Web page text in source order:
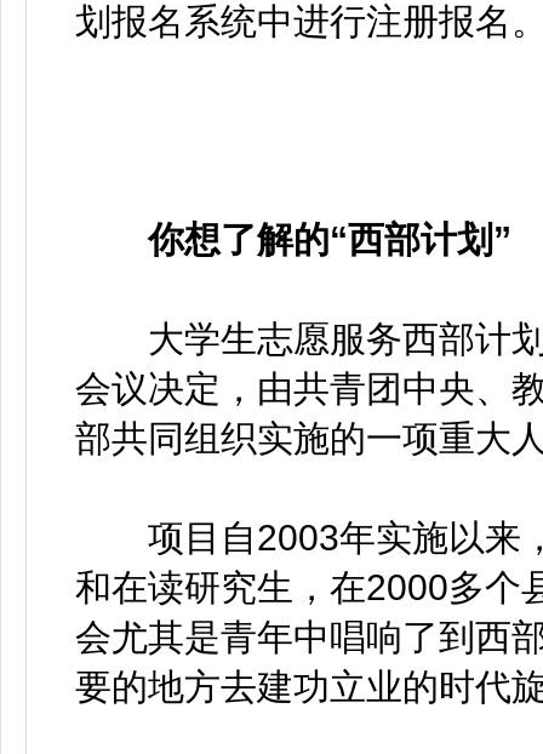
划报名系统中进行注册报名
你想了解的“西部计划”
大学生志愿服务西部计划
会议决定，由共青团中央、
部共同组织实施的一项重大
项目自2003年实施以来
和在读研究生，在2000多个
会尤其是青年中唱响了到西
要的地方去建功立业的时代